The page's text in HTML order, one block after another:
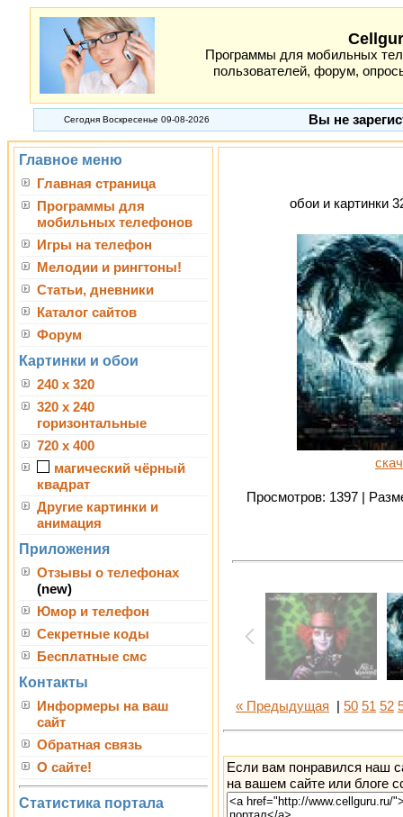
Программы для мобильных
пользователей, форум,
Сегодня Воскресенье 09-08-2026 Вы не
Главное меню
Главная страница
Программы для
мобильных телефонов
Игры на телефон
Мелодии и рингтоны!
Статьи, дневники
Каталог сайтов
Форум
Картинки и обои
240 x 320
320 x 240
горизонтальные
720 x 400
магический чёрный
квадрат
Другие картинки и
анимация
Приложения
Отзывы о телефонах
(new)
Юмор и телефон
Секретные коды
Бесплатные смс
Контакты
Информеры на ваш
сайт
Обратная связь
О сайте!
Статистика портала
обои и картинки
Просмотров: 1397 |
« Предыдущая 50 51 52
Если вам понравился наш
на вашем сайте или блоге